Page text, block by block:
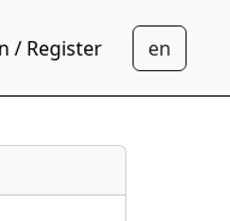
/ Register